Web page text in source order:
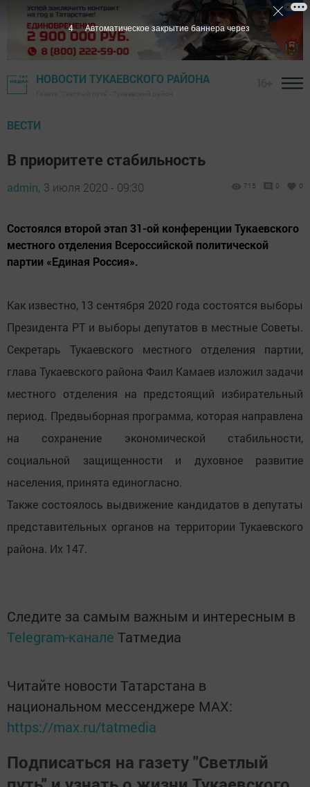
НОВОСТИ ТУКАЕВСКОГО РАЙОНА
ВЕСТИ
В приоритете стабильность
admin, 3 июля 2020 - 09:30 715 0 0
Состоялся второй этап 31-ой конференции Тукаевского
местного отделения Всероссийской политической
партии «Единая Россия».
Как известно, 13 сентября 2020 года состоятся выборы
Президента РТ и выборы депутатов в местные Советы.
Секретарь Тукаевского местного отделения партии,
глава Тукаевского района Фаил Камаев изложил задачи
местного отделения на предстоящий избирательный
период. Предвыборная программа, которая направлена
на сохранение экономической стабильности,
социальной защищенности и духовное развитие
населения, принята единогласно.
Также состоялось выдвижение кандидатов в депутаты
представительных органов на территории Тукаевского
района. Их 147.
Следите за самым важным и интересным в
Telegram-канале Татмедиа
Читайте новости Татарстана в
национальном мессенджере MАХ:
https://max.ru/tatmedia
Подписаться на газету "Светлый
3 Автоматическое закрытие баннера через